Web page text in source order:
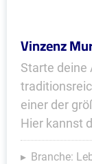
Vinzenz
Starte deine
einer der
Hier kannst
Branche: